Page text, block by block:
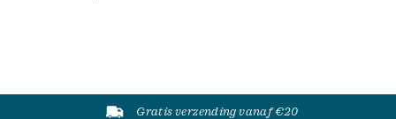
Gratis verzending vanaf €20